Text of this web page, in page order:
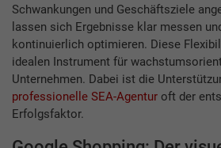
Schwankungen und Geschäftsziele
lassen sich Ergebnisse klar messen
kontinuierlich optimieren. Diese
idealen Instrument für
Unternehmen. Dabei ist die
professionelle SEA-Agentur oft der
Erfolgsfaktor.